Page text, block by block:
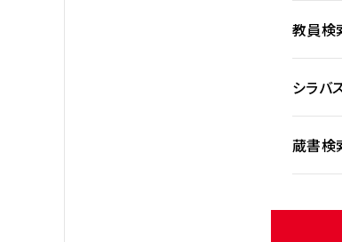
教員検
シラバ
蔵書検